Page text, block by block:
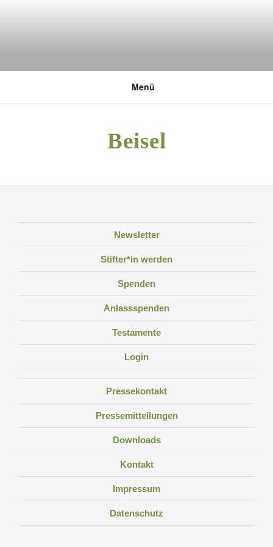
DEUTSCHE UMWELTSTIFTUNG
Menü
Beisel
Newsletter
Stifter*in werden
Spenden
Anlassspenden
Testamente
Login
Pressekontakt
Pressemitteilungen
Downloads
Kontakt
Impressum
Datenschutz